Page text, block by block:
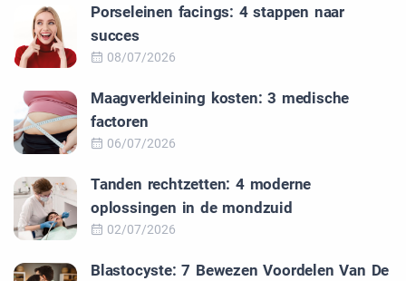
Porseleinen facings: 4 stappen naar
succes
08/07/2026
Maagverkleining kosten: 3 medische
factoren
06/07/2026
Tanden rechtzetten: 4 moderne
oplossingen in de mondzuid
02/07/2026
Blastocyste: 7 Bewezen Voordelen Van De